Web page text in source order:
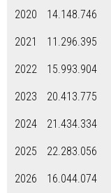
2020
14.148.746
2021
11.296.395
2022
15.993.904
2023
20.413.775
2024
21.434.334
2025
22.283.056
2026
16.044.074